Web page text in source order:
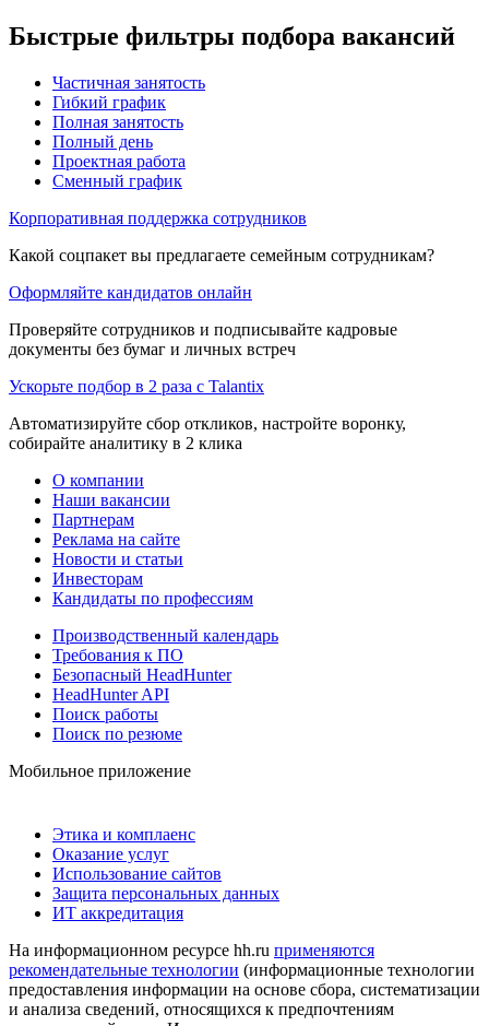
Быстрые фильтры подбора вакансий
Частичная занятость
Гибкий график
Полная занятость
Полный день
Проектная работа
Сменный график
Корпоративная поддержка сотрудников
Какой соцпакет вы предлагаете семейным сотрудникам?
Оформляйте кандидатов онлайн
Проверяйте сотрудников и подписывайте кадровые
документы без бумаг и личных встреч
Ускорьте подбор в 2 раза с Talantix
Автоматизируйте сбор откликов, настройте воронку,
собирайте аналитику в 2 клика
О компании
Наши вакансии
Партнерам
Реклама на сайте
Новости и статьи
Инвесторам
Кандидаты по профессиям
Производственный календарь
Требования к ПО
Безопасный HeadHunter
HeadHunter API
Поиск работы
Поиск по резюме
Мобильное приложение
Этика и комплаенс
Оказание услуг
Использование сайтов
Защита персональных данных
ИТ аккредитация
На информационном ресурсе hh.ru применяются
рекомендательные технологии (информационные технологии
предоставления информации на основе сбора, систематизации
и анализа сведений, относящихся к предпочтениям